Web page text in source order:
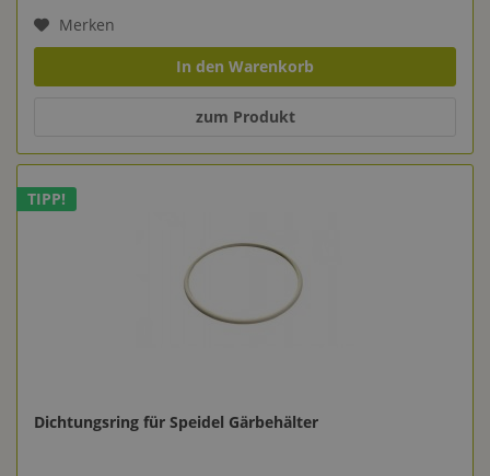
Merken
In den Warenkorb
zum Produkt
TIPP!
Dichtungsring für Speidel Gärbehälter